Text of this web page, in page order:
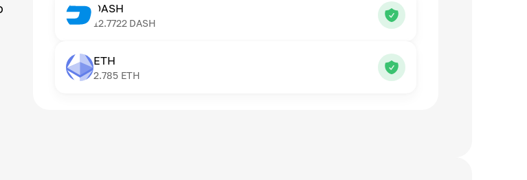
DASH
12.7722 DASH
ETH
2.785 ETH